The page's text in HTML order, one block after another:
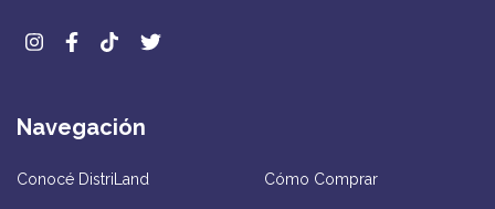
Navegación
Conocé DistriLand Cómo Comprar